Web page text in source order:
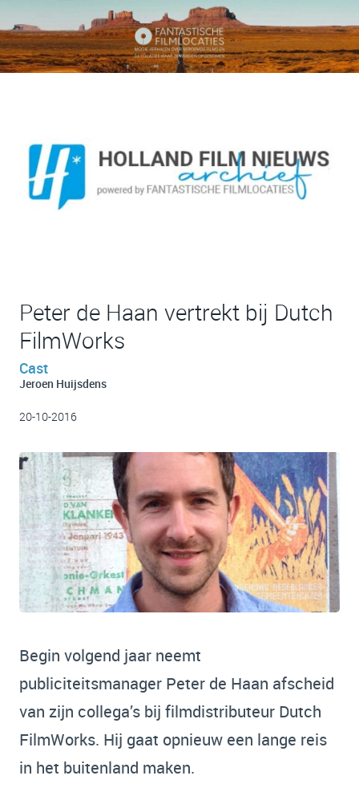
Peter de Haan vertrekt bij Dutch
FilmWorks
Cast
Jeroen Huijsdens
20-10-2016
Begin volgend jaar neemt
publiciteitsmanager Peter de Haan afscheid
van zijn collega’s bij filmdistributeur Dutch
FilmWorks. Hij gaat opnieuw een lange reis
in het buitenland maken.